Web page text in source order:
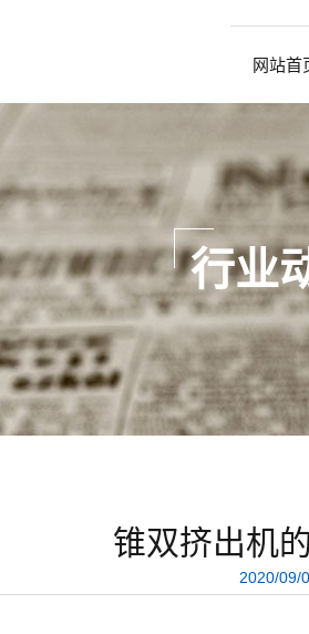
网站首
行业
锥双挤出机
2020/09/